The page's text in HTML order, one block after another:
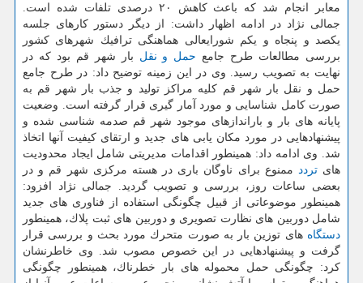
معابر انجام شد كه باعث كاهش ۲۰ درصدی تلفات شده است.
جمالی نژاد در ادامه اظهار داشت: از دیگر دستور كارهای جلسه
یكصد و پنجاه و یكم شورایعالی هماهنگی ترافیك شهرهای كشور
بررسی مطالعات طرح جامع حمل و نقل بار شهر قم بود كه در
نهایت به تصویب رسید. وی در این زمینه توضیح داد: در طرح جامع
حمل و نقل بار شهر قم كلیه مراكز تولید و جذب بار شهر قم به
صورت كامل شناسایی و مورد آمار گیری قرار گرفته است. وضعیت
پایانه های بار و باراندازهای موجود شهر قم صدمه شناسی شده و
پیشنهادهایی در مورد مكان یابی های جدید و ارتقای كیفیت آنها اتخاذ
شد. وی ادامه داد: همینطور اقدامات مدیریتی شامل ایجاد محدودیت
هایتردد ممنوع برای ناوگان باری در هسته مركزی شهر قم و در
بعضی ساعات روز، بررسی و تصویب گردید. جمالی نژاد افزود:
همینطور موضوعاتی از قبیل چگونگی استفاده از فناوری های جدید
شامل دوربین های نظارت تصویری و دوربین های ثبت پلاك، همینطور
دستگاه های توزین بار به صورت متحرك مورد بحث و بررسی قرار
گرفت و پیشنهادهایی در این خصوص مصوب شد. وی خاطرنشان
كرد: چگونگی حمل محموله های بار خطرناك، همینطور چگونگی